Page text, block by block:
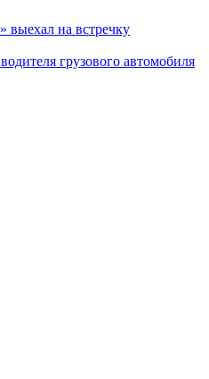
выехал на встречку
грузового автомобиля